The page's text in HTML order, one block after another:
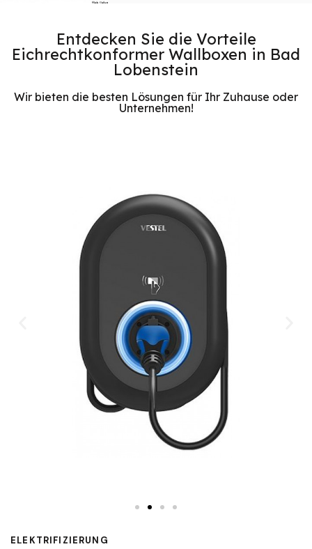
Entdecken Sie die Vorteile
Eichrechtkonformer Wallboxen in Bad
Lobenstein
Wir bieten die besten Lösungen für Ihr Zuhause oder
Unternehmen!
ELEKTRIFIZIERUNG